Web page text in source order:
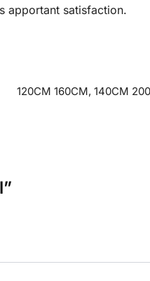
apportant satisfaction.
120CM 160CM, 140CM